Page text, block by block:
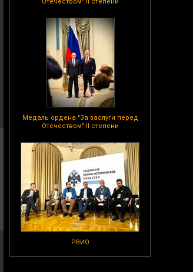
Медаль ордена "За заслуги перед
Отечеством" II степени
РВИО